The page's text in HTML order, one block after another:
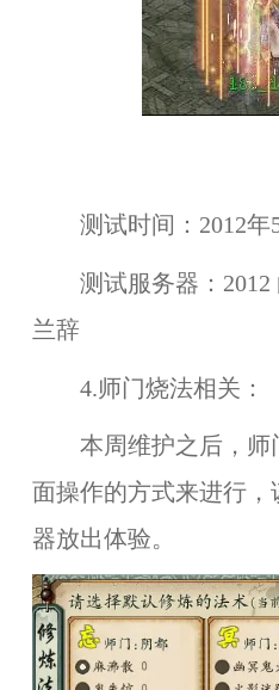
测试时间： 2012
测试服务器：
兰辞
4.师门烧法相关：
本周维护之后， 师
面操作的方式来进行，
器放出体验。